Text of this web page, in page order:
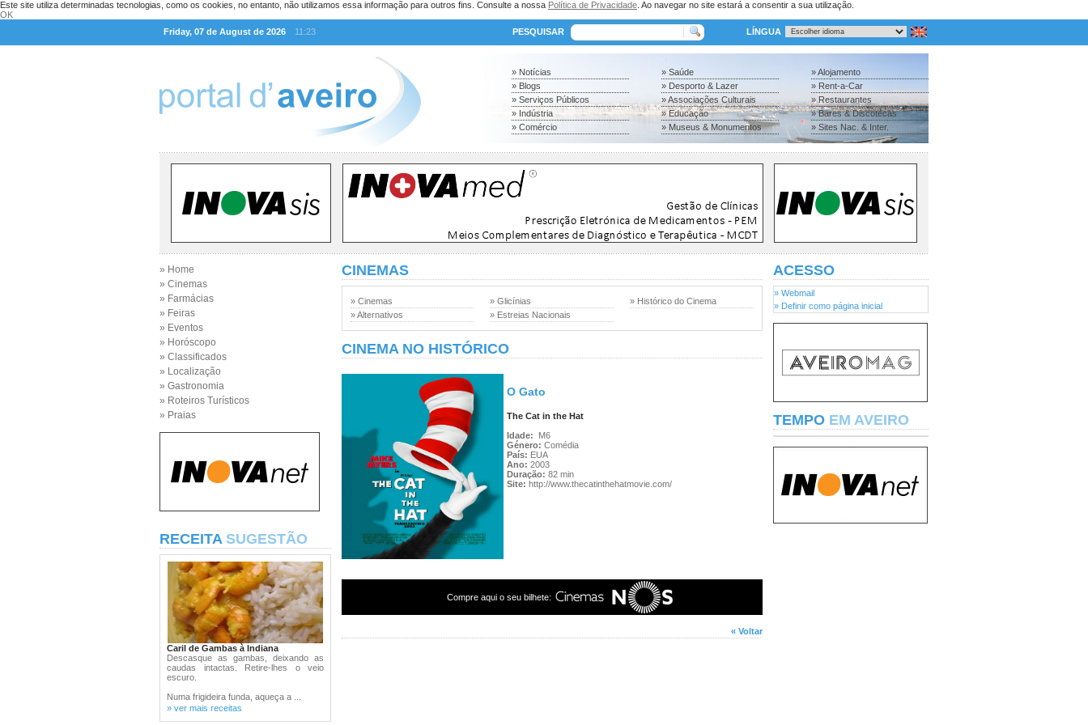
Este site utiliza determinadas tecnologias, como os cookies, no entanto, não utilizamos essa informação para outros fins. Consulte a nossa Política de Privacidade . Ao navegar no site estará a consentir a sua utilização.
OK
Friday, 07 de August de 2026
11:23 PESQUISAR LÍNGUA
» Notícias
» Blogs
» Serviços Públicos
» Indústria
» Comércio
» Saúde
» Desporto & Lazer
» Associações Culturais
» Educação
» Museus & Monumentos
» Alojamento
» Rent-a-Car
» Restaurantes
» Bares & Discotecas
» Sites Nac. & Inter.
» Home
» Cinemas
» Farmácias
» Feiras
» Eventos
» Horóscopo
» Classificados
» Localização
» Gastronomia
» Roteiros Turísticos
» Praias
RECEITA SUGESTÃO
Caril de Gambas à Indiana
Descasque as gambas, deixando as
caudas intactas. Retire-lhes o veio
escuro.
Numa frigideira funda, aqueça a ...
» ver mais receitas
CINEMAS
» Cinemas
» Alternativos
» Glicínias
» Estreias Nacionais
» Histórico do Cinema
CINEMA NO HISTÓRICO
O Gato
The Cat in the Hat
Idade:
M6
Género: Comédia
País: EUA
Ano: 2003
Duração: 82 min
Site: http://www.thecatinthehatmovie.com/
Compre aqui o seu bilhete:
« Voltar
ACESSO
» Webmail
» Definir como página inicial
TEMPO EM AVEIRO